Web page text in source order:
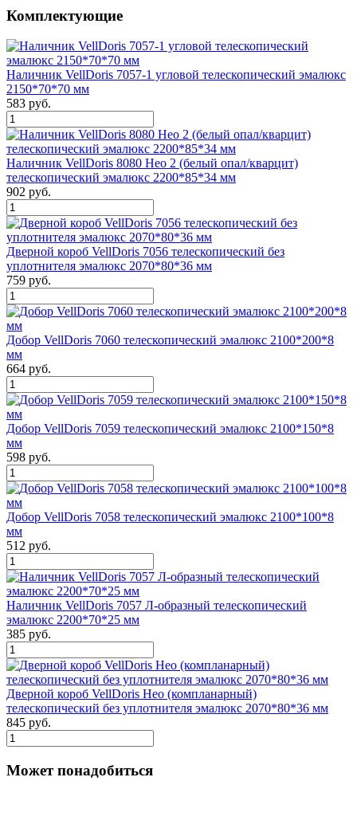
Комплектующие
Наличник VellDoris 7057-1 угловой телескопический эмалюкс
2150*70*70 мм
583 руб.
Наличник VellDoris 8080 Нео 2 (белый опал/кварцит)
телескопический эмалюкс 2200*85*34 мм
902 руб.
Дверной короб VellDoris 7056 телескопический без
уплотнителя эмалюкс 2070*80*36 мм
759 руб.
Добор VellDoris 7060 телескопический эмалюкс 2100*200*8
мм
664 руб.
Добор VellDoris 7059 телескопический эмалюкс 2100*150*8
мм
598 руб.
Добор VellDoris 7058 телескопический эмалюкс 2100*100*8
мм
512 руб.
Наличник VellDoris 7057 Л-образный телескопический
эмалюкс 2200*70*25 мм
385 руб.
Дверной короб VellDoris Нео (компланарный)
телескопический без уплотнителя эмалюкс 2070*80*36 мм
845 руб.
Может понадобиться